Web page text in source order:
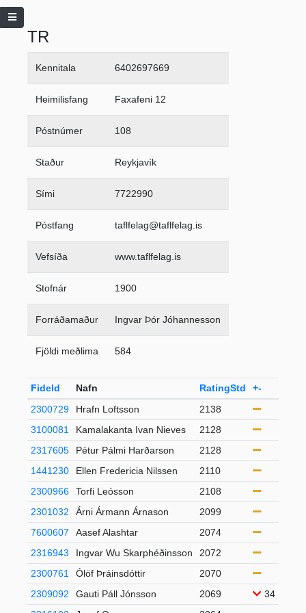
TR
Kennitala 6402697669
Heimilisfang Faxafeni 12
Póstnúmer 108
Staður Reykjavík
Sími 7722990
Póstfang taflfelag@taflfelag.is
Vefsíða www.taflfelag.is
Stofnár 1900
Forráðamaður Ingvar Þór Jóhannesson
Fjöldi meðlima 584
FideId Nafn RatingStd +-
2300729
Hrafn Loftsson 2138
3100081
Kamalakanta Ivan Nieves 2128
2317605
Pétur Pálmi Harðarson 2128
1441230
Ellen Fredericia Nilssen 2110
2300966
Torfi Leósson 2108
2301032
Árni Ármann Árnason 2099
7600607
Aasef Alashtar 2074
2316943
Ingvar Wu Skarphéðinsson 2072
2300761
Ólöf Þráinsdóttir 2070
2309092
Gauti Páll Jónsson 2069 34